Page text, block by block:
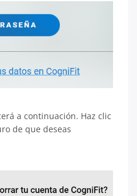
a continuación. Haz clic
de que deseas